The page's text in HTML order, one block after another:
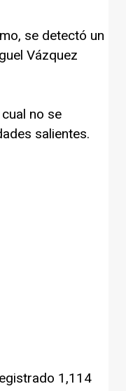
se detectó un
Vázquez
no se
salientes.
1,114